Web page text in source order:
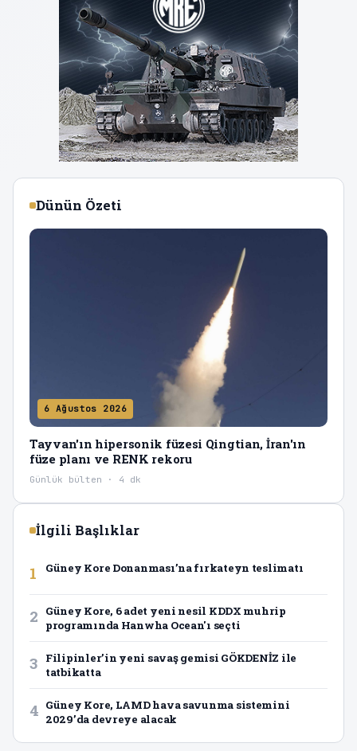
Dünün Özeti
6 Ağustos 2026
Tayvan'ın hipersonik füzesi Qingtian, İran'ın
füze planı ve RENK rekoru
Günlük bülten · 4 dk
İlgili Başlıklar
1 Güney Kore Donanması’na fırkateyn teslimatı
2
Güney Kore, 6 adet yeni nesil KDDX muhrip
programında Hanwha Ocean'ı seçti
3
Filipinler’in yeni savaş gemisi GÖKDENİZ ile
tatbikatta
4 Güney Kore, LAMD hava savunma sistemini
2029’da devreye alacak